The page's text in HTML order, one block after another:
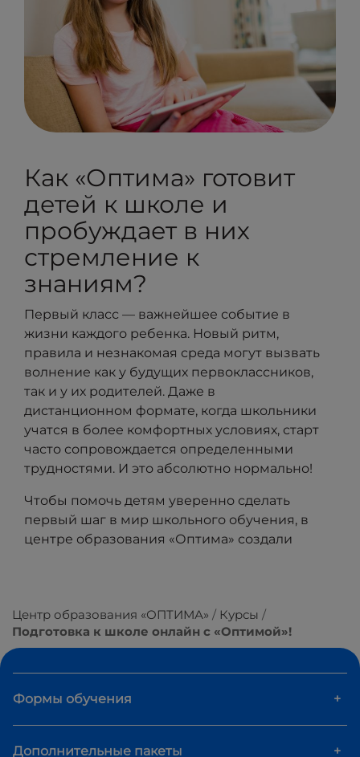
Как «Оптима» готовит
детей к школе и
пробуждает в них
стремление к
знаниям?
Первый класс — важнейшее событие в
жизни каждого ребенка. Новый ритм,
правила и незнакомая среда могут вызвать
волнение как у будущих первоклассников,
так и у их родителей. Даже в
дистанционном формате, когда школьники
учатся в более комфортных условиях, старт
часто сопровождается определенными
трудностями. И это абсолютно нормально!
Чтобы помочь детям уверенно сделать
первый шаг в мир школьного обучения, в
центре образования «Оптима» создали
классу, но и на комплексное, всестороннее
развитие дошкольников. Рассказываем об
Почему важно с
детства внедрять
обучение онлайн?
Центр образования «ОПТИМА»
Курсы
Подготовка к школе онлайн с «Оптимой»!
Формы обучения +
Дополнительные пакеты +